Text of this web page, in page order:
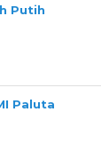
Putih
Paluta